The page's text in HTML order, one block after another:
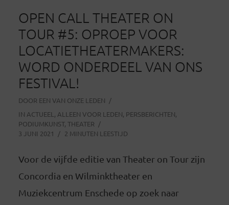
OPEN CALL THEATER ON
TOUR #5: OPROEP VOOR
LOCATIETHEATERMAKERS:
WORD ONDERDEEL VAN ONS
FESTIVAL!
DOOR EEN VAN ONZE LEDEN
IN ACTUEEL , ALLEEN VOOR LEDEN, PERSBERICHTEN,
PODIUMKUNST, THEATER
3 JUNI 2021
2 MINUTEN LEESTIJD
Voor de vijfde editie van Theater on Tour zijn
Concordia en Wilminktheater en
Muziekcentrum Enschede op zoek naar